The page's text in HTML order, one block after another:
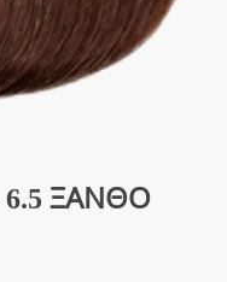
6.5 ΞΑΝΘΟ